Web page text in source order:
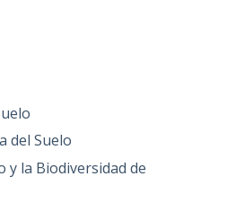
del Suelo
y la Biodiversidad de